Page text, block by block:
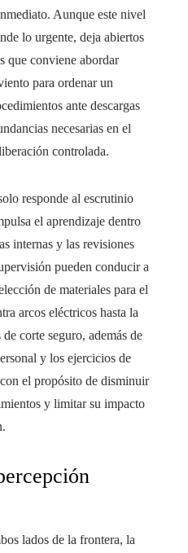
Aunque este nivel
lo urgente, deja abiertos
que conviene abordar
para ordenar un
ante descargas
necesarias en el
controlada.
responde al escrutinio
el aprendizaje dentro
internas y las revisiones
pueden conducir a
de materiales para el
arcos eléctricos hasta la
corte seguro, además de
y los ejercicios de
el propósito de disminuir
y limitar su impacto
lados de la frontera, la